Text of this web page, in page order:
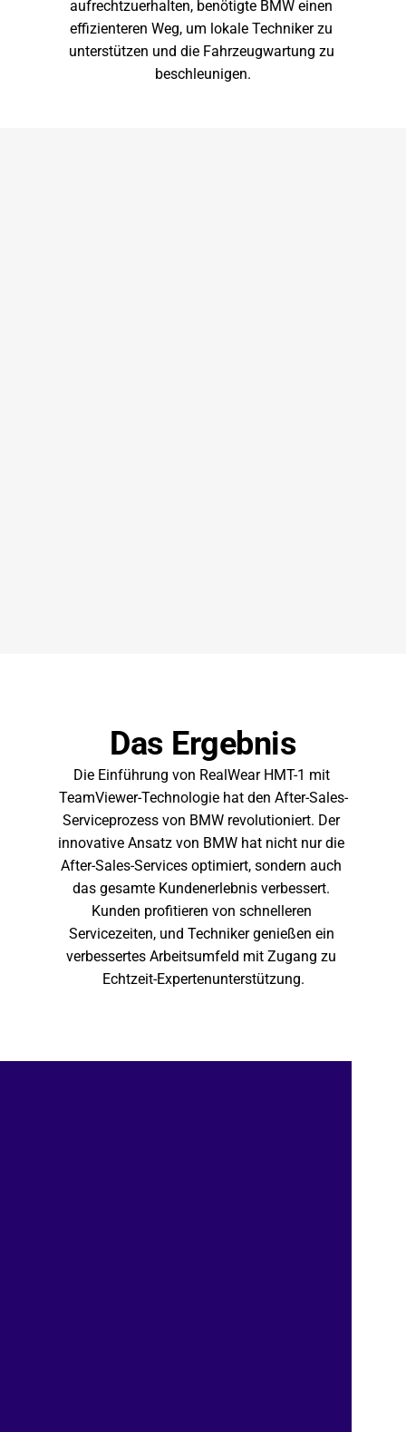
aufrechtzuerhalten, benötigte BMW einen
effizienteren Weg, um lokale Techniker zu
unterstützen und die Fahrzeugwartung zu
beschleunigen.
Das Ergebnis
Die Einführung von RealWear HMT-1 mit
TeamViewer-Technologie hat den After-Sales-
Serviceprozess von BMW revolutioniert. Der
innovative Ansatz von BMW hat nicht nur die
After-Sales-Services optimiert, sondern auch
das gesamte Kundenerlebnis verbessert.
Kunden profitieren von schnelleren
Servicezeiten, und Techniker genießen ein
verbessertes Arbeitsumfeld mit Zugang zu
Echtzeit-Expertenunterstützung.